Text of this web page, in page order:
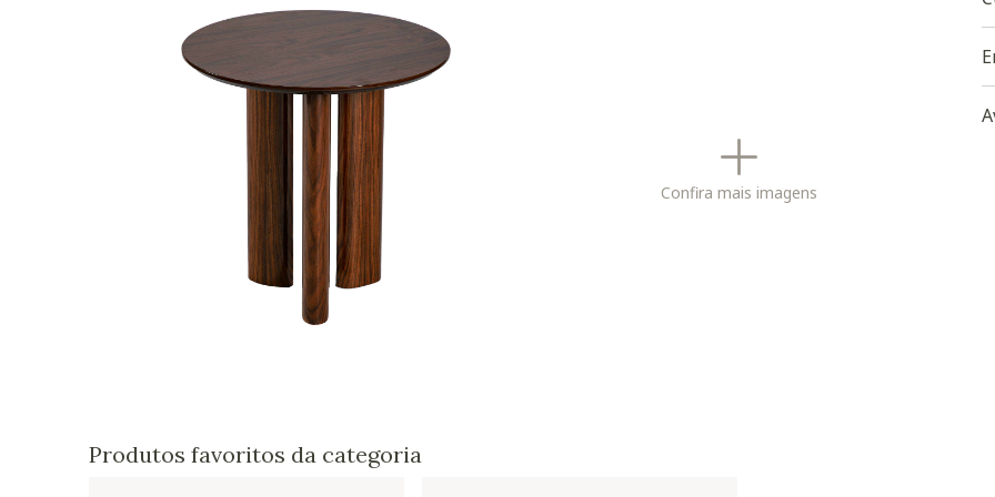
Confira mais imagens
Produtos favoritos da categoria